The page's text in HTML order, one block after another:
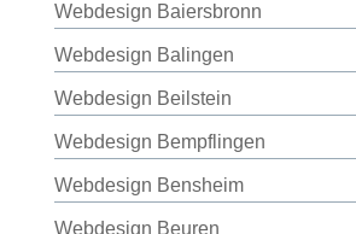
Webdesign Baiersbronn
Webdesign Balingen
Webdesign Beilstein
Webdesign Bempflingen
Webdesign Bensheim
Webdesign Beuren